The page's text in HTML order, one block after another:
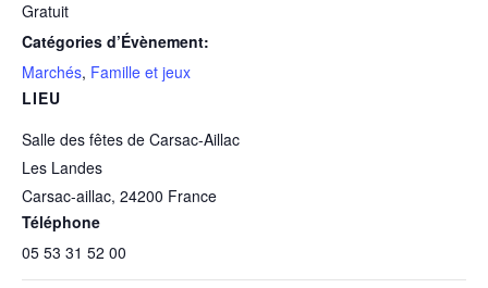
Gratuit
Catégories d’Évènement:
Marchés, Famille et jeux
LIEU
Salle des fêtes de Carsac-Aillac
Les Landes
Carsac-aillac, 24200 France
Téléphone
05 53 31 52 00